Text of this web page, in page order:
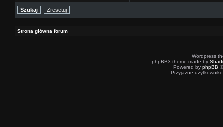
Strona główna forum
Wordpress
phpBB3 theme made by
Powered by phpBB
Przyjazne